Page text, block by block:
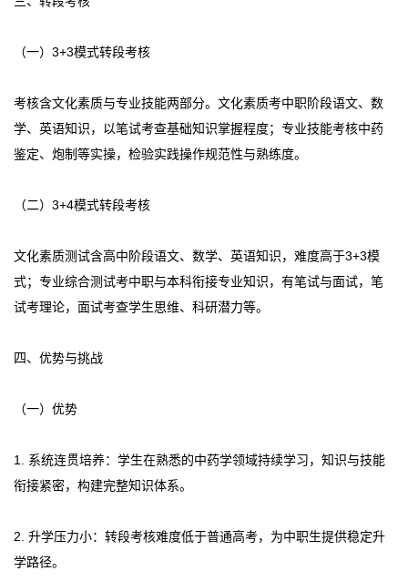
（一）3+3模式转段考核
考核含文化素质与专业技能两部分。文化素质考中职阶段语文、数
学、英语知识，以笔试考查基础知识掌握程度；专业技能考核中药
鉴定、炮制等实操，检验实践操作规范性与熟练度。
（二）3+4模式转段考核
文化素质测试含高中阶段语文、数学、英语知识，难度高于3+3模
式；专业综合测试考中职与本科衔接专业知识，有笔试与面试，笔
试考理论，面试考查学生思维、科研潜力等。
四、优势与挑战
（一）优势
1. 系统连贯培养：学生在熟悉的中药学领域持续学习，知识与技能
衔接紧密，构建完整知识体系。
2. 升学压力小：转段考核难度低于普通高考，为中职生提供稳定升
学路径。